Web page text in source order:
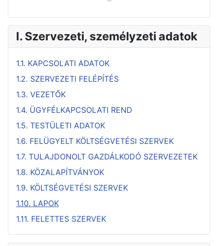
I. Szervezeti, személyzeti adatok
1.1. KAPCSOLATI ADATOK
1.2. SZERVEZETI FELÉPÍTÉS
1.3. VEZETŐK
1.4. ÜGYFÉLKAPCSOLATI REND
1.5. TESTÜLETI ADATOK
1.6. FELÜGYELT KÖLTSÉGVETÉSI SZERVEK
1.7. TULAJDONOLT GAZDÁLKODÓ SZERVEZETEK
1.8. KÖZALAPÍTVÁNYOK
1.9. KÖLTSÉGVETÉSI SZERVEK
1.10. LAPOK
1.11. FELETTES SZERVEK